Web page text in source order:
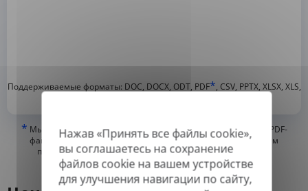
Нажав «Принять все файлы cookie»,
вы соглашаетесь на сохранение
файлов cookie на вашем устройстве
для улучшения навигации по сайту,
Поддерживаемые форматы: DOC, DOCX, ODT, PDF*, CSV, PPTX, XLSX, XLS,
RTF, TXT
* Мы можем переводить только «истинные» или цифровые PDF-
файлы, а также файлы с возможностью поиска, но не можем
переводить PDF-файлы, состоящие из изображений, или
отсканированные PDF.